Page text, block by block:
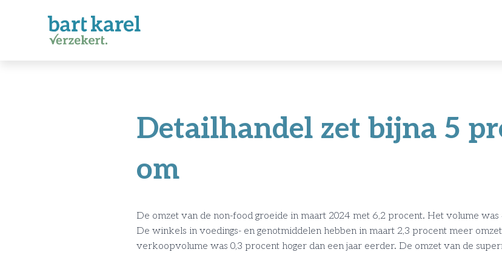
Detailhandel zet bijna 5
om
De omzet van de non-food groeide in maart 2024 met 6,2 procent. Het volume
De winkels in voedings- en genotmiddelen hebben in maart 2,3 procent meer
verkoopvolume was 0,3 procent hoger dan een jaar eerder. De omzet van de